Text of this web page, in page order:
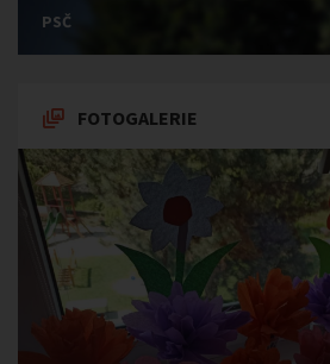
PSČ
FOTOGALERIE